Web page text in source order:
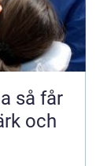
och